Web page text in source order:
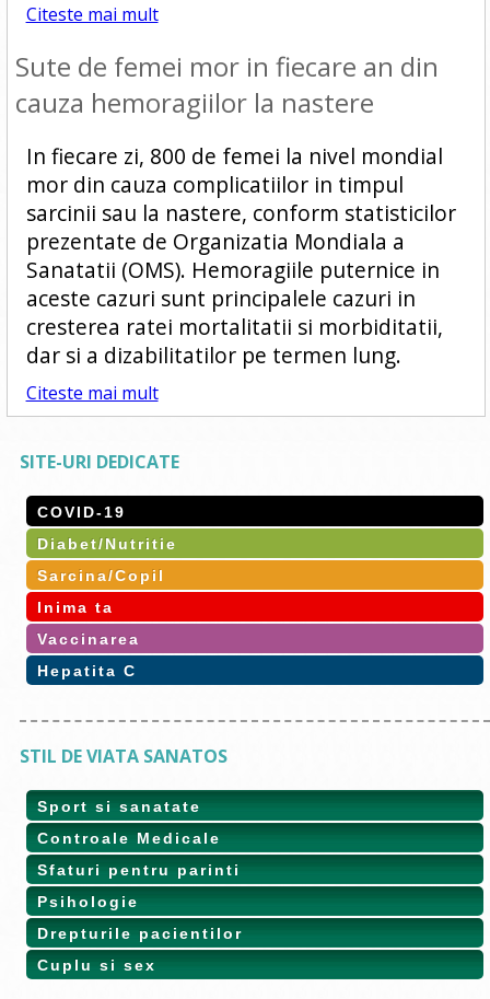
Citeste mai mult
Sute de femei mor in fiecare an din
cauza hemoragiilor la nastere
In fiecare zi, 800 de femei la nivel mondial
mor din cauza complicatiilor in timpul
sarcinii sau la nastere, conform statisticilor
prezentate de Organizatia Mondiala a
Sanatatii (OMS). Hemoragiile puternice in
aceste cazuri sunt principalele cazuri in
cresterea ratei mortalitatii si morbiditatii,
dar si a dizabilitatilor pe termen lung.
Citeste mai mult
SITE-URI DEDICATE
COVID-19
Diabet/Nutritie
Sarcina/Copil
Inima ta
Vaccinarea
Hepatita C
STIL DE VIATA SANATOS
Sport si sanatate
Controale Medicale
Sfaturi pentru parinti
Psihologie
Drepturile pacientilor
Cuplu si sex